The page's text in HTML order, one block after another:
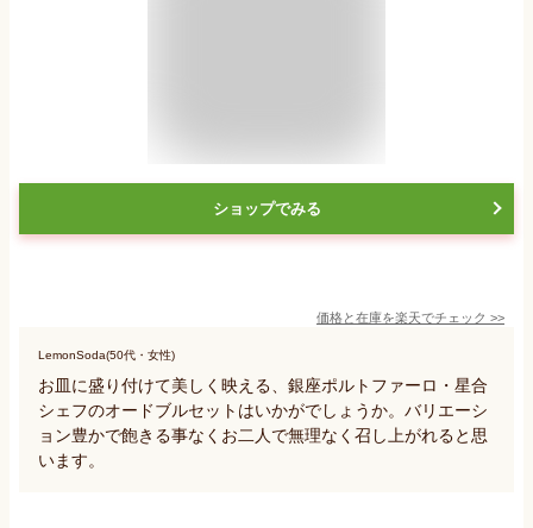
ショップでみる
価格と在庫を楽天でチェック >>
LemonSoda(50代・女性)
お皿に盛り付けて美しく映える、銀座ポルトファーロ・星合
シェフのオードブルセットはいかがでしょうか。バリエーシ
ョン豊かで飽きる事なくお二人で無理なく召し上がれると思
います。